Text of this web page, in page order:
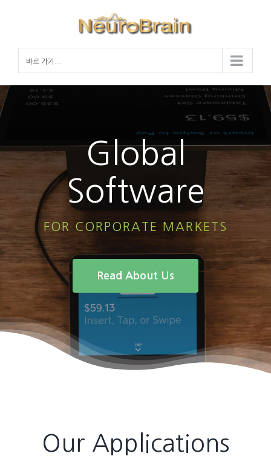
바로 가기...
Global
Software
FOR CORPORATE MARKETS
Read About Us
Our Applications